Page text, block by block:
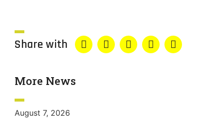
Share with
More News
August 7, 2026